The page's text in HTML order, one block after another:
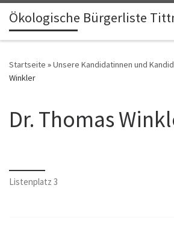
Zum Inhalt springen
Ökologische Bürgerliste
Startseite »Unsere Kandidatinnen und
Winkler
Dr. Thomas
Listenplatz 3